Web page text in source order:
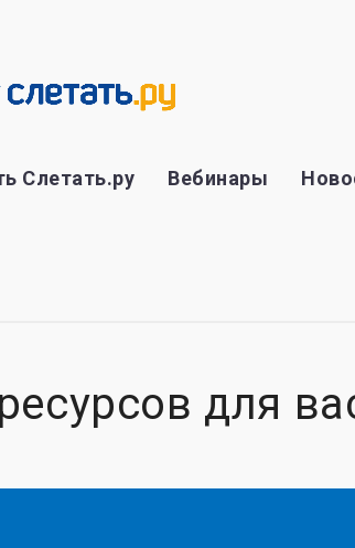
Слетать.ру Вебинары
ресурсов для